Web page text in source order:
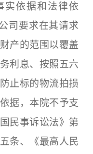
实依据和法律依
司要求在其请求
产的范围以覆盖
利息、按照五六
止标的物流拍损
据，本院不予支
民事诉讼法》第
条、《最高人民